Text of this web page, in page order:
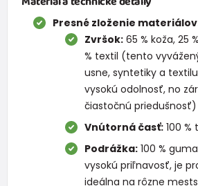
Presné zloženie
Zvršok:65 % koža, 25
% textil (tento
usne, syntetiky a
vysokú odolnosť, no
čiastočnú priedušnosť)
Vnútorná časť:100 %
Podrážka:100 %
vysokú priľnavosť, je
ideálna na rôzne